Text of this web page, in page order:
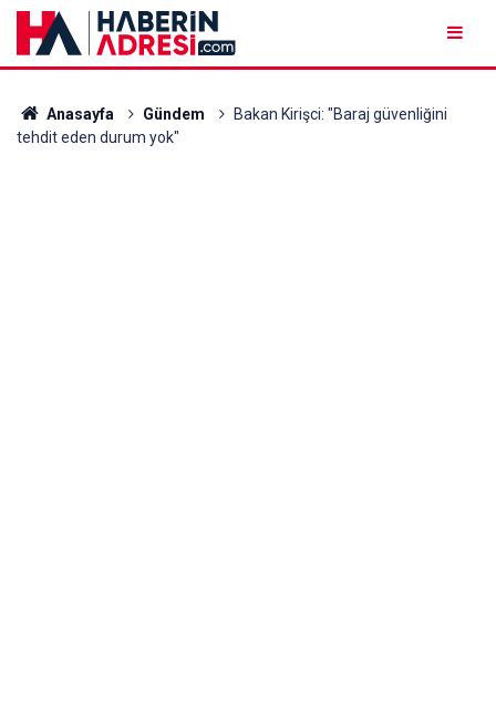
Anasayfa Gündem
Bakan Kirişci: "Baraj güvenliğini
tehdit eden durum yok"